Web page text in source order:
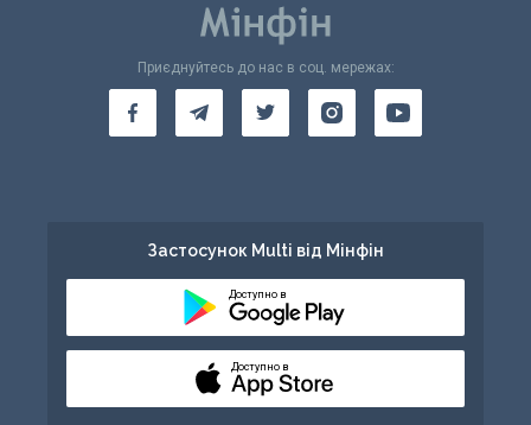
Приєднуйтесь до нас в соц. мережах:
Застосунок Multi від Мінфін
Доступно в
Доступно в